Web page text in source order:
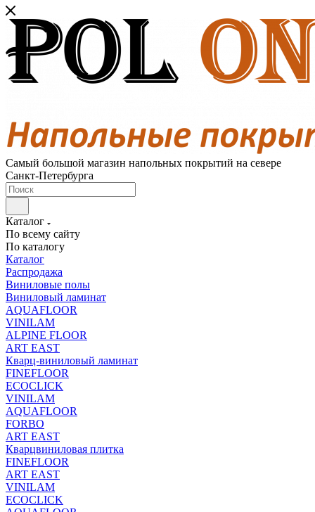
Самый большой магазин напольных покрытий на севере
Санкт-Петербурга
Каталог
По всему сайту
По каталогу
Каталог
Распродажа
Виниловые полы
Виниловый ламинат
AQUAFLOOR
VINILAM
ALPINE FLOOR
ART EAST
Кварц-виниловый ламинат
FINEFLOOR
ECOCLICK
VINILAM
AQUAFLOOR
FORBO
ART EAST
Кварцвиниловая плитка
FINEFLOOR
ART EAST
VINILAM
ECOCLICK